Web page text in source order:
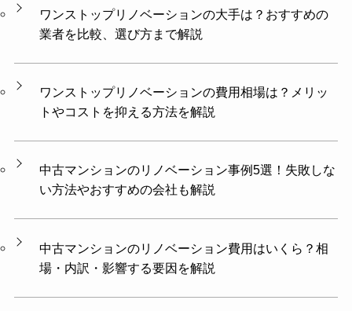
ワンストップリノベーションの大手は？おすすめの
業者を比較、選び方まで解説
ワンストップリノベーションの費用相場は？メリッ
トやコストを抑える方法を解説
中古マンションのリノベーション事例5選！失敗しな
い方法やおすすめの会社も解説
中古マンションのリノベーション費用はいくら？相
場・内訳・影響する要因を解説